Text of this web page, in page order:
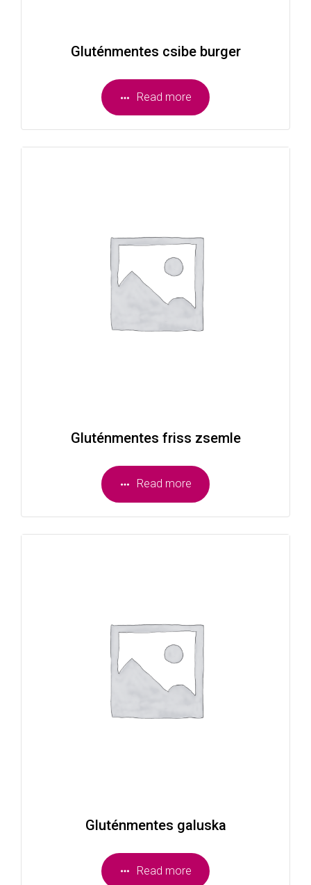
Gluténmentes csibe burger
Read more
Gluténmentes friss zsemle
Read more
Gluténmentes galuska
Read more